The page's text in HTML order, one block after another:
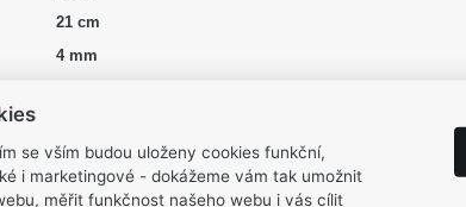
21 cm
4 mm
se vším budou uloženy cookies funkční,
i marketingové - dokážeme vám tak umožnit
měřit funkčnost našeho webu i vás cílit